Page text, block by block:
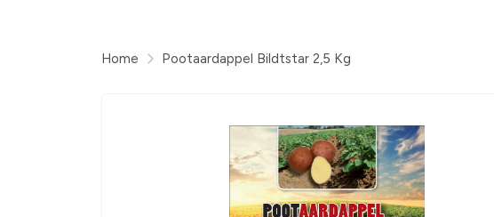
Home Pootaardappel Bildtstar 2,5 Kg